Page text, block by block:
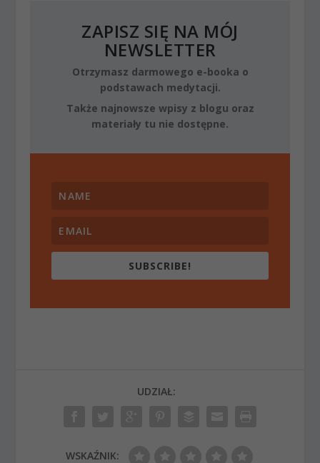
ZAPISZ SIĘ NA MÓJ
NEWSLETTER
Otrzymasz darmowego e-booka o
podstawach medytacji.
Także najnowsze wpisy z blogu oraz
materiały tu nie dostępne.
SUBSCRIBE!
UDZIAŁ:
WSKAŹNIK: